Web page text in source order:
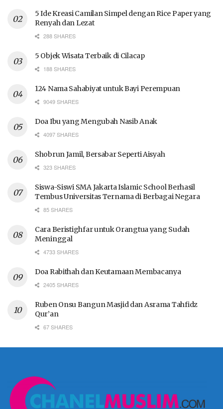
5 Ide Kreasi Camilan Simpel dengan Rice Paper yang
Renyah dan Lezat
288 SHARES
5 Objek Wisata Terbaik di Cilacap
188 SHARES
124 Nama Sahabiyat untuk Bayi Perempuan
9049 SHARES
Doa Ibu yang Mengubah Nasib Anak
4097 SHARES
Shobrun Jamil, Bersabar Seperti Aisyah
323 SHARES
Siswa-Siswi SMA Jakarta Islamic School Berhasil
Tembus Universitas Ternama di Berbagai Negara
85 SHARES
Cara Beristighfar untuk Orangtua yang Sudah
Meninggal
4733 SHARES
Doa Rabithah dan Keutamaan Membacanya
2405 SHARES
Ruben Onsu Bangun Masjid dan Asrama Tahfidz
Qur’an
67 SHARES